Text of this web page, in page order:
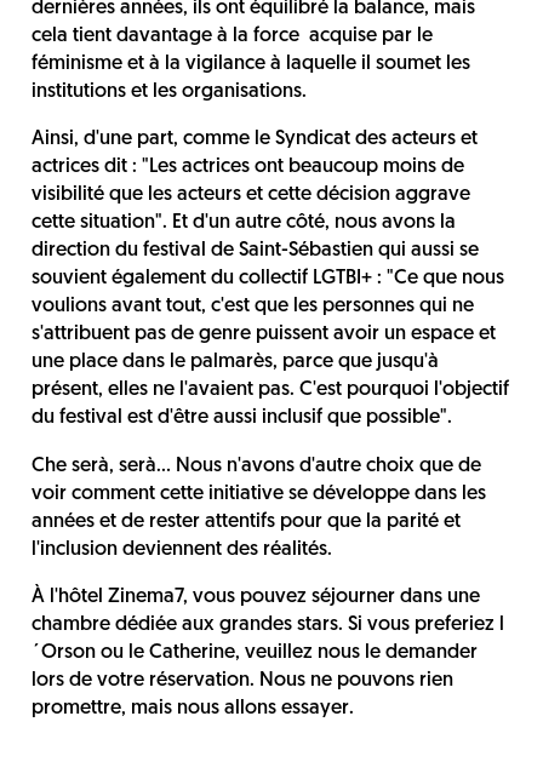
dernières années, ils ont équilibré la balance, mais
cela tient davantage à la force acquise par le
féminisme et à la vigilance à laquelle il soumet les
institutions et les organisations.
Ainsi, d'une part, comme le Syndicat des acteurs et
actrices dit : "Les actrices ont beaucoup moins de
visibilité que les acteurs et cette décision aggrave
cette situation". Et d'un autre côté, nous avons la
direction du festival de Saint-Sébastien qui aussi se
souvient également du collectif LGTBI+ : "Ce que nous
voulions avant tout, c'est que les personnes qui ne
s'attribuent pas de genre puissent avoir un espace et
une place dans le palmarès, parce que jusqu'à
présent, elles ne l'avaient pas. C'est pourquoi l'objectif
du festival est d'être aussi inclusif que possible".
Che serà, serà... Nous n'avons d'autre choix que de
voir comment cette initiative se développe dans les
années et de rester attentifs pour que la parité et
l'inclusion deviennent des réalités.
À l'hôtel Zinema7, vous pouvez séjourner dans une
chambre dédiée aux grandes stars. Si vous preferiez l
´Orson ou le Catherine, veuillez nous le demander
lors de votre réservation. Nous ne pouvons rien
promettre, mais nous allons essayer.